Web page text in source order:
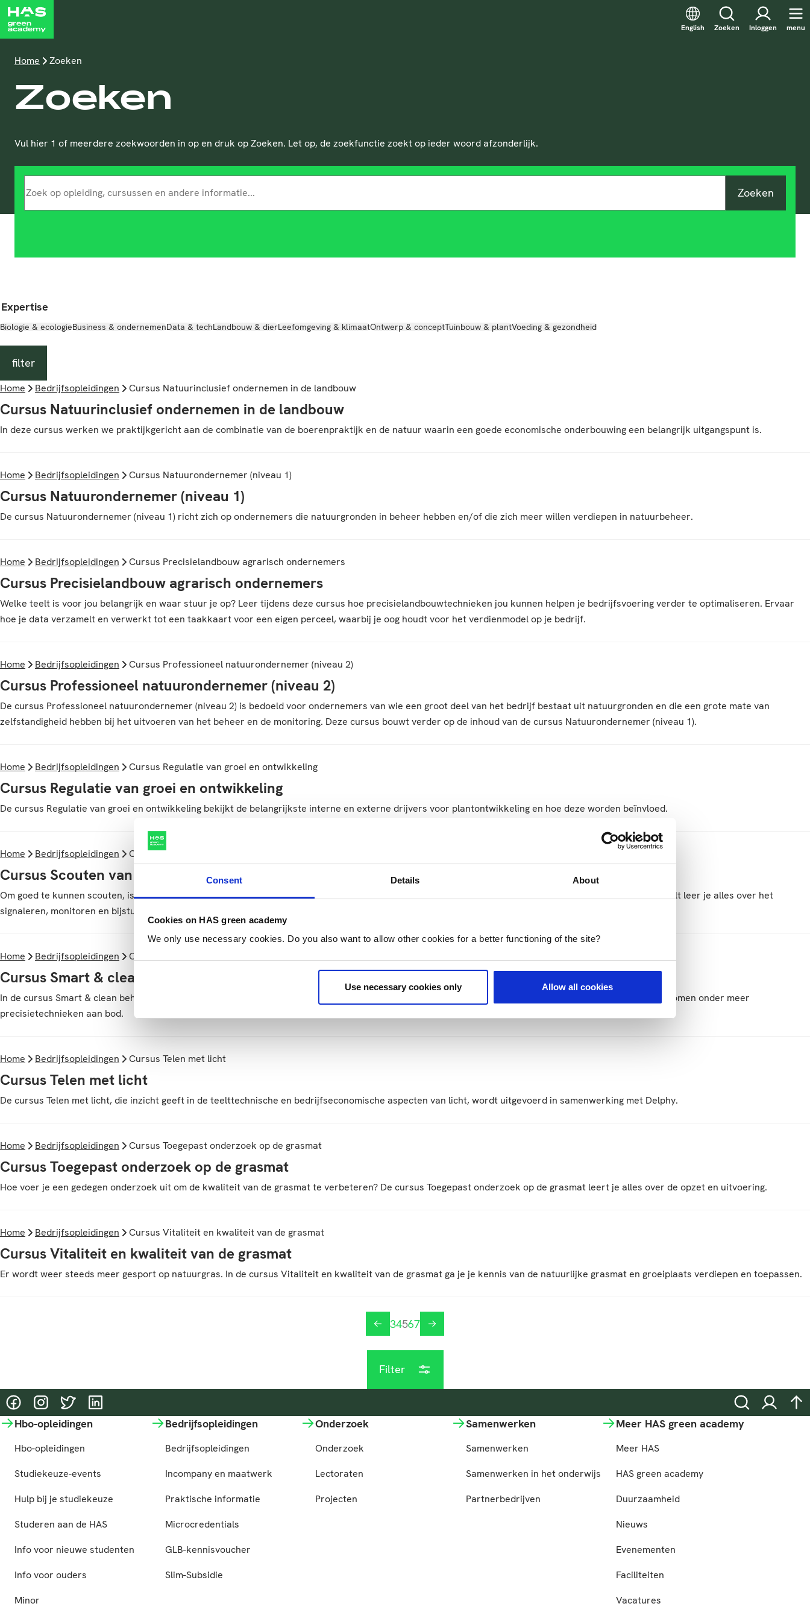
Consent Details About
Cookies on HAS green academy
We only use necessary cookies. Do you also want to allow other cookies for a better functioning of the site?
Use necessary cookies only Allow all cookies
English Zoeken Inloggen menu
Home Zoeken
Zoeken
Vul hier 1 of meerdere zoekwoorden in op en druk op Zoeken. Let op, de zoekfunctie zoekt op ieder woord afzonderlijk.
Zoeken
Expertise
Biologie & ecologieBusiness & ondernemenData & techLandbouw & dierLeefomgeving & klimaatOntwerp & conceptTuinbouw & plantVoeding & gezondheid
filter
Home Bedrijfsopleidingen Cursus Natuurinclusief ondernemen in de landbouw
Cursus Natuurinclusief ondernemen in de landbouw
In deze cursus werken we praktijkgericht aan de combinatie van de boerenpraktijk en de natuur waarin een goede economische onderbouwing een belangrijk uitgangspunt is.
Home Bedrijfsopleidingen Cursus Natuurondernemer (niveau 1)
Cursus Natuurondernemer (niveau 1)
De cursus Natuurondernemer (niveau 1) richt zich op ondernemers die natuurgronden in beheer hebben en/of die zich meer willen verdiepen in natuurbeheer.
Home Bedrijfsopleidingen Cursus Precisielandbouw agrarisch ondernemers
Cursus Precisielandbouw agrarisch ondernemers
Welke teelt is voor jou belangrijk en waar stuur je op? Leer tijdens deze cursus hoe precisielandbouwtechnieken jou kunnen helpen je bedrijfsvoering verder te optimaliseren. Ervaar
hoe je data verzamelt en verwerkt tot een taakkaart voor een eigen perceel, waarbij je oog houdt voor het verdienmodel op je bedrijf.
Home Bedrijfsopleidingen Cursus Professioneel natuurondernemer (niveau 2)
Cursus Professioneel natuurondernemer (niveau 2)
De cursus Professioneel natuurondernemer (niveau 2) is bedoeld voor ondernemers van wie een groot deel van het bedrijf bestaat uit natuurgronden en die een grote mate van
zelfstandigheid hebben bij het uitvoeren van het beheer en de monitoring. Deze cursus bouwt verder op de inhoud van de cursus Natuurondernemer (niveau 1).
Home Bedrijfsopleidingen Cursus Regulatie van groei en ontwikkeling
Cursus Regulatie van groei en ontwikkeling
De cursus Regulatie van groei en ontwikkeling bekijkt de belangrijkste interne en externe drijvers voor plantontwikkeling en hoe deze worden beïnvloed.
Home Bedrijfsopleidingen Cursus Scouten van plagen in bedekte teelt
Cursus Scouten van plagen in bedekte teelt
Om goed te kunnen scouten, is kennis van ziekten en plagen, van hun gedrag en levenscyclus noodzakelijk. In de cursus Scouten van plagen in bedekte teelt leer je alles over het
signaleren, monitoren en bijsturen.
Home Bedrijfsopleidingen Cursus Smart & clean beheer
Cursus Smart & clean beheer
In de cursus Smart & clean beheer leer je gerichte onderhoudsmaatregelen uit te voeren op jouw sportveld met efficiënter gebruik van middelen. Hierbij komen onder meer
precisietechnieken aan bod.
Home Bedrijfsopleidingen Cursus Telen met licht
Cursus Telen met licht
De cursus Telen met licht, die inzicht geeft in de teelttechnische en bedrijfseconomische aspecten van licht, wordt uitgevoerd in samenwerking met Delphy.
Home Bedrijfsopleidingen Cursus Toegepast onderzoek op de grasmat
Cursus Toegepast onderzoek op de grasmat
Hoe voer je een gedegen onderzoek uit om de kwaliteit van de grasmat te verbeteren? De cursus Toegepast onderzoek op de grasmat leert je alles over de opzet en uitvoering.
Home Bedrijfsopleidingen Cursus Vitaliteit en kwaliteit van de grasmat
Cursus Vitaliteit en kwaliteit van de grasmat
Er wordt weer steeds meer gesport op natuurgras. In de cursus Vitaliteit en kwaliteit van de grasmat ga je je kennis van de natuurlijke grasmat en groeiplaats verdiepen en toepassen.
vorige34567 volgende
Filter
@HASgreenacademy
@HASgreenacademy
@greenacademyHAS
@HASgreenacademy ZoekenInloggen
Hbo-opleidingen
Hbo-opleidingen
Studiekeuze-events
Hulp bij je studiekeuze
Studeren aan de HAS
Info voor nieuwe studenten
Info voor ouders
Minor
Bedrijfsopleidingen
Bedrijfsopleidingen
Incompany en maatwerk
Praktische informatie
Microcredentials
GLB-kennisvoucher
Slim-Subsidie
Onderzoek
Onderzoek
Lectoraten
Projecten
Samenwerken
Samenwerken
Samenwerken in het onderwijs
Partnerbedrijven
Meer HAS green academy
Meer HAS
HAS green academy
Duurzaamheid
Nieuws
Evenementen
Faciliteiten
Vacatures